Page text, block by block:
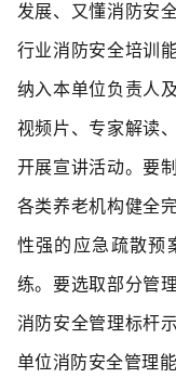
发展、又懂消防安
行业消防安全培训
纳入本单位负责人
视频片、专家解读
开展宣讲活动。要
各类养老机构健全
性强的应急疏散预
练。要选取部分管
消防安全管理标杆
单位消防安全管理能